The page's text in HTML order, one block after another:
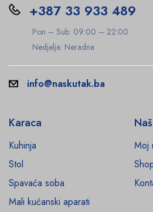
+387 33 933 489
Pon – Sub: 09:00 – 22:00
Nedjelja: Neradna
info@naskutak.ba
Karaca
Kuhinja
Stol
Spavaća soba
Mali kućanski aparati
Moj